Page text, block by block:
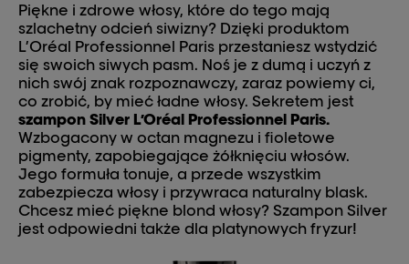
Piękne i zdrowe włosy, które do tego mają
szlachetny odcień siwizny? Dzięki produktom
L’Oréal Professionnel Paris przestaniesz wstydzić
się swoich siwych pasm. Noś je z dumą i uczyń z
nich swój znak rozpoznawczy, zaraz powiemy ci,
co zrobić, by mieć ładne włosy. Sekretem jest
szampon Silver L’Oréal Professionnel Paris.
Wzbogacony w octan magnezu i fioletowe
pigmenty, zapobiegające żółknięciu włosów.
Jego formuła tonuje, a przede wszystkim
zabezpiecza włosy i przywraca naturalny blask.
Chcesz mieć piękne blond włosy? Szampon Silver
jest odpowiedni także dla platynowych fryzur!